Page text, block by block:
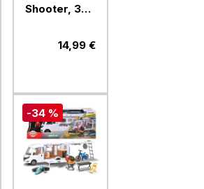
Shooter, 34
14,99 €
-34 %